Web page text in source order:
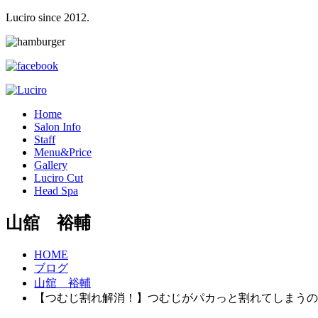
Luciro since 2012.
Home
Salon Info
Staff
Menu&Price
Gallery
Luciro Cut
Head Spa
山舘 裕輔
HOME
ブログ
山舘 裕輔
【つむじ割れ解消！】つむじがパカっと割れてしまう